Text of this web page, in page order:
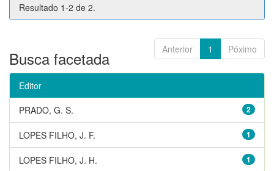
Resultado 1-2 de 2.
Anterior 1 Póximo
Busca facetada
Editor
2
PRADO, G. S.
1
LOPES FILHO, J. F.
1
LOPES FILHO, J. H.